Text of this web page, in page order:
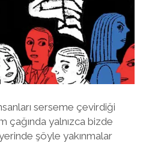
/ NEWS
twitter facebookinstagram
serseme çevirdiği
çağında yalnızca bizde
şöyle yakınmalar